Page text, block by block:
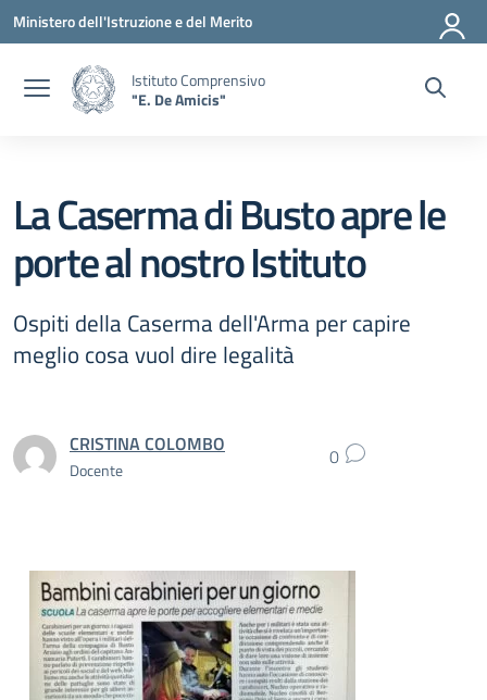
Vai ai contenuti
Vai al menu di navigazione
Vai al footer
Ministero dell'Istruzione e del Merito
Istituto Comprensivo
"E. De Amicis"
La Caserma di Busto apre le
porte al nostro Istituto
Ospiti della Caserma dell'Arma per capire
meglio cosa vuol dire legalità
CRISTINA COLOMBO
Docente 0